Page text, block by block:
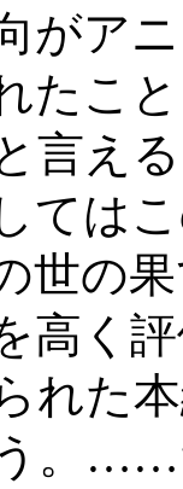
がア
たこ
言え
ては
世の
高く
れた
。……